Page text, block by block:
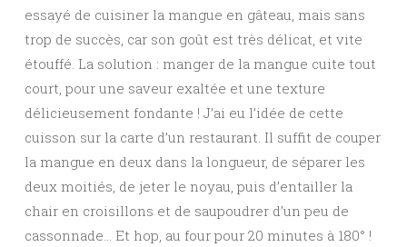
essayé de cuisiner la mangue en gâteau, mais sans
trop de succès, car son goût est très délicat, et vite
étouffé. La solution : manger de la mangue cuite tout
court, pour une saveur exaltée et une texture
délicieusement fondante ! J’ai eu l’idée de cette
cuisson sur la carte d’un restaurant. Il suffit de couper
la mangue en deux dans la longueur, de séparer les
deux moitiés, de jeter le noyau, puis d’entailler la
chair en croisillons et de saupoudrer d’un peu de
cassonnade… Et hop, au four pour 20 minutes à 180° !